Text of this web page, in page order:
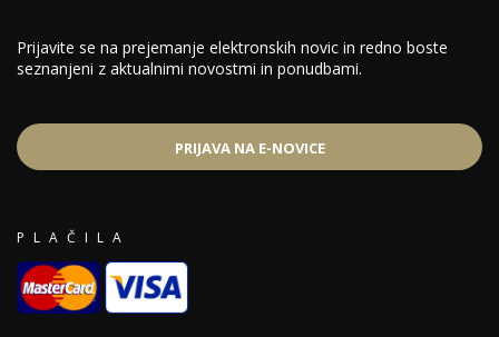
Prijavite se na prejemanje elektronskih novic in redno boste
seznanjeni z aktualnimi novostmi in ponudbami.
PRIJAVA NA E-NOVICE
PLAČILA